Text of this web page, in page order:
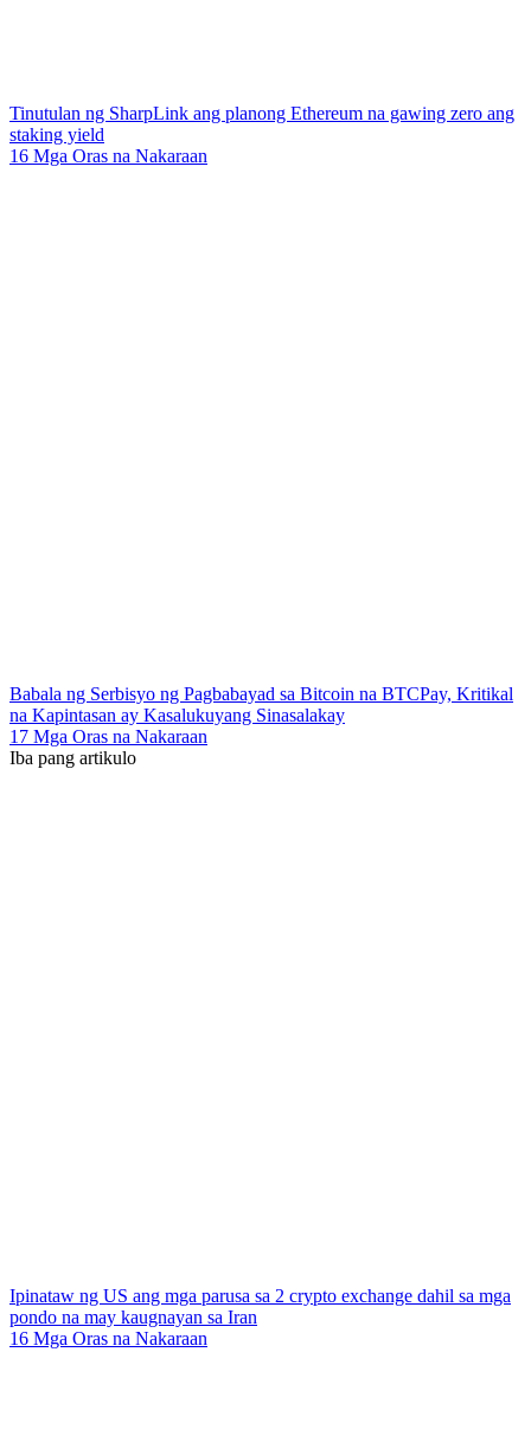
Tinutulan ng SharpLink ang planong Ethereum na gawing zero ang
staking yield
16 Mga Oras na Nakaraan
Babala ng Serbisyo ng Pagbabayad sa Bitcoin na BTCPay, Kritikal
na Kapintasan ay Kasalukuyang Sinasalakay
17 Mga Oras na Nakaraan
Iba pang artikulo
Ipinataw ng US ang mga parusa sa 2 crypto exchange dahil sa mga
pondo na may kaugnayan sa Iran
16 Mga Oras na Nakaraan